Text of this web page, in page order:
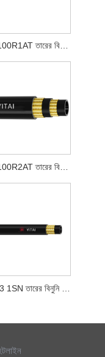
SAE 100R1AT তারের বিনুনি হাইড্রোলিক রাবার পায়ের পাতার মোজাবিশেষ
SAE 100R2AT তারের বিনুনি হাইড্রোলিক রাবার পায়ের পাতার মোজাবিশেষ